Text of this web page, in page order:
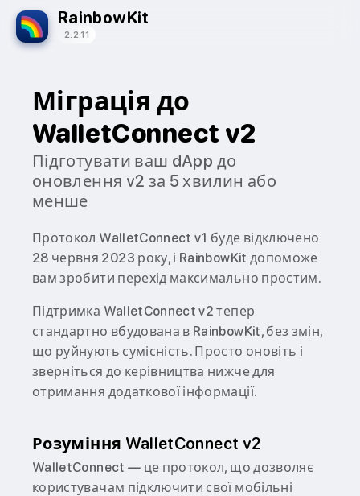
RainbowKit
2.2.11
Міграція до
WalletConnect v2
Підготувати ваш dApp до
оновлення v2 за 5 хвилин або
менше
Протокол WalletConnect v1 буде відключено
28 червня 2023 року, і RainbowKit допоможе
вам зробити перехід максимально простим.
Підтримка WalletConnect v2 тепер
стандартно вбудована в RainbowKit, без змін,
що руйнують сумісність. Просто оновіть і
зверніться до керівництва нижче для
отримання додаткової інформації.
Розуміння WalletConnect v2
WalletConnect — це протокол, що дозволяє
користувачам підключити свої мобільні